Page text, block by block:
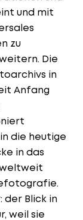
und mit
zu
Die
in
Anfang
die heutige
in das
weltweit
der Blick in
weil sie